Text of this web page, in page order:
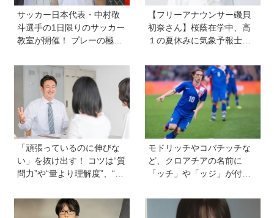
サッカー日本代表・中村敬
斗選手の1日限りのサッカー
教室が開催！ プレーの極意
学びと笑顔あふれる大盛況
イベントを詳しくレポ
【フリーアナウンサー磯貝
初奈さん】桜蔭在学中、高
１の夏休みに気象予報士試
院で「学ぶ楽しさ」をずっ
と持ち続ける秘訣とは。親
も「楽しい」をバックアッ
プする方法も
「頑張っているのに伸びな
い」を抜け出す！ コツは“質
問力”や“量より理解度”、“面
験の専門家に聞く、伸びる
学び方と親のサポート術
モドリッチやコバチッチな
ど、クロアチアの名前に
「ッチ」や「ッジ」が付く
際問題】